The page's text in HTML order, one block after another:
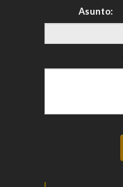
Asunto: